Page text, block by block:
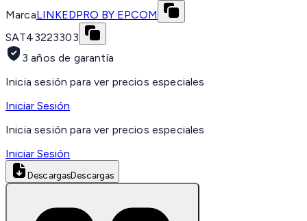
MarcaLINKEDPRO BY EPCOM
SAT43223303
3 años de garantía
Inicia sesión para ver precios especiales
Iniciar Sesión
Inicia sesión para ver precios especiales
Iniciar Sesión
DescargasDescargas